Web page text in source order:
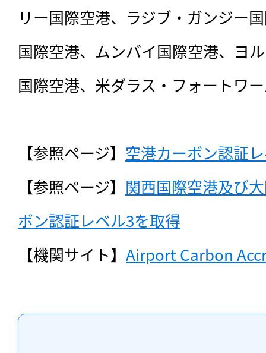
リー国際空港、ラジブ・ガンジー
国際空港、ムンバイ国際空港、ヨ
国際空港、米ダラス・フォートワ
【参照ページ】 空港カーボン認証
【参照ページ】 関西国際空港及び
ボン認証レベル3を取得
【機関サイト】 Airport Carbon